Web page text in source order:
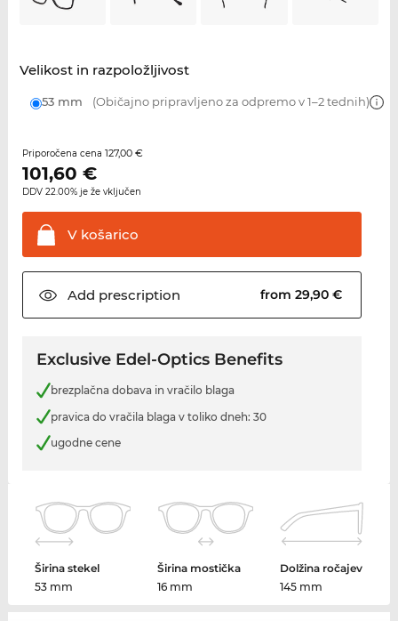
Velikost in razpoložljivost
53 mm (Običajno pripravljeno za odpremo v 1–2 tednih)
Priporočena cena 127,00 €
101,60 €
DDV 22.00% je že vključen
Vkošarico
Add prescription from 29,90 €
Exclusive Edel-Optics Benefits
brezplačna dobava in vračilo blaga
pravica do vračila blaga v toliko dneh: 30
ugodne cene
Širina stekel
53 mm
Širina mostička
16 mm
Dolžina ročajev
145 mm